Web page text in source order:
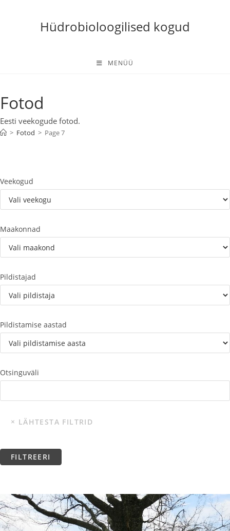
Hüdrobioloogilised kogud
MENÜÜ
Fotod
Eesti veekogude fotod.
> Fotod > Page 7
Veekogud
Maakonnad
Pildistajad
Pildistamise aastad
Otsinguväli